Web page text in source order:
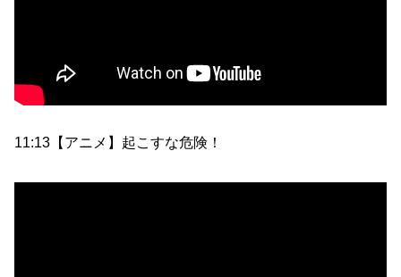
11:13【アニメ】起こすな危険！